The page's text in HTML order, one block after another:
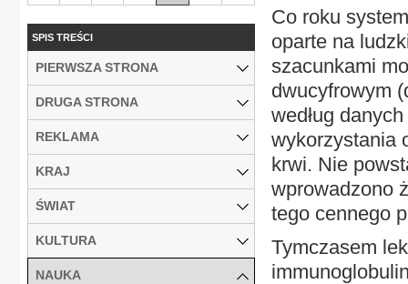
Co roku
oparte na
szacunkami
dwucyfrowym
według
wykorzystania
krwi. Nie
wprowadzono
tego cennego
Tymczasem
SPIS TREŚCI
PIERWSZA STRONA
DRUGA STRONA
REKLAMA
KRAJ
ŚWIAT
KULTURA
NAUKA